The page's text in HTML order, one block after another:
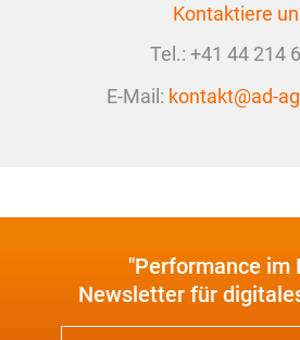
Kontaktiere
Tel.: +41 44 214
E-Mail: kontakt@ad-
"Performance im
Newsletter für